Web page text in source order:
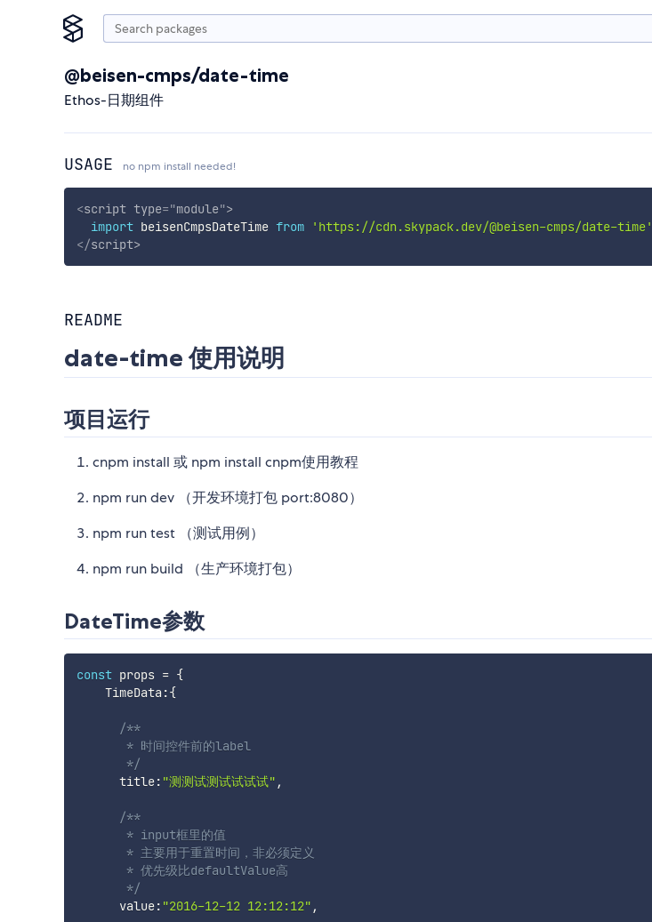
@beisen-cmps/date-time
Ethos-日期组件
USAGE no npm install needed!
<script type="module">
import beisenCmpsDateTime from 'https://cdn.skypack.dev/@beisen-cmps/date-time'
</script>
README
date-time 使用说明
项目运行
cnpm install 或 npm install cnpm使用教程
npm run dev （开发环境打包 port:8080）
npm run test （测试用例）
npm run build （生产环境打包）
DateTime参数
const props = {
    TimeData
:{
/**
       * 时间控件前的label
       */
      title
: "测测试测试试试试" ,
/**
       * input框里的值
       * 主要用于重置时间，非必须定义
       * 优先级比defaultValue高
       */
      value
: "2016-12-12 12:12:12" ,